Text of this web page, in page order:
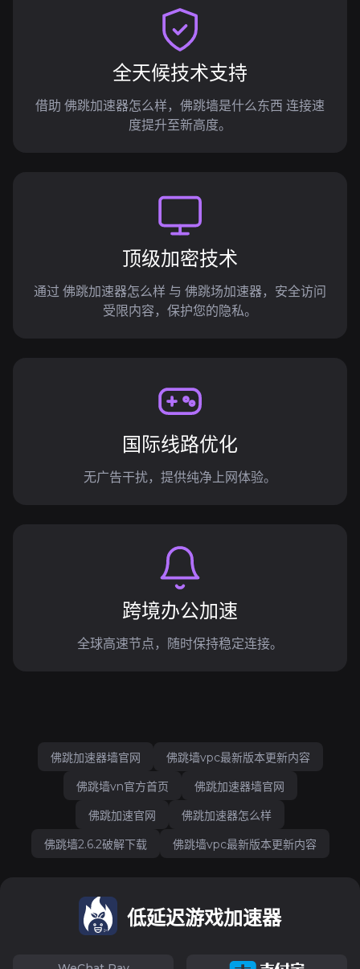
全天候技术支持
借助 佛跳加速器怎么样，佛跳墙是什么东西 连接速
度提升至新高度。
顶级加密技术
通过 佛跳加速器怎么样 与 佛跳场加速器，安全访问
受限内容，保护您的隐私。
国际线路优化
无广告干扰，提供纯净上网体验。
跨境办公加速
全球高速节点，随时保持稳定连接。
佛跳加速器墙官网
佛跳墙vpc最新版本更新内容
佛跳墙vn官方首页
佛跳加速器墙官网
佛跳加速官网
佛跳加速器怎么样
佛跳墙2.6.2破解下载
佛跳墙vpc最新版本更新内容
低延迟游戏加速器